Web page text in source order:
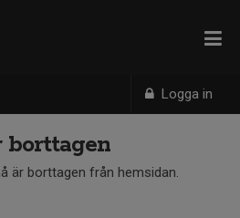
Logga in
borttagen
är borttagen från hemsidan.